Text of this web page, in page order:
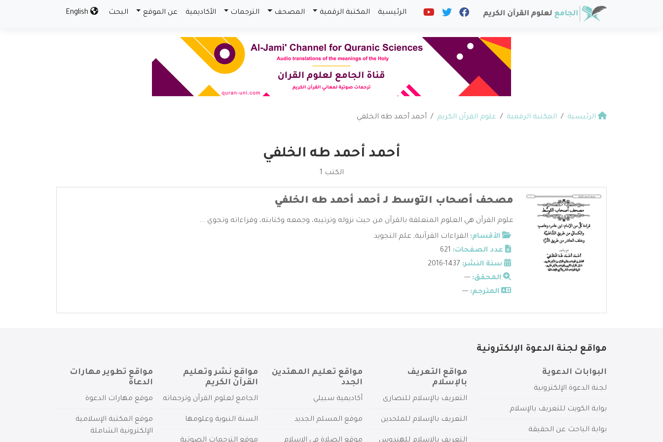
الرئيسية المكتبة الرقمية المصحف الترجمات الأكاديمية عن الموقع البحث
الرئيسية المكتبة الرقمية علوم القرآن الكريم أحمد أحمد طه الخلفي
أحمد أحمد طه الخلفي
الكتب 1
مصحف أصحاب التوسط لـ أحمد أحمد طه الخلفي
علوم القرآن هي العلوم المتعلقة بالقرآن من حيث نزوله وترتيبه، وجمعه وكتابته، وقراءاته وتجوي ...
الأقسام: القراءات القرآنية, علم التجويد
عدد الصفحات:
سنة النشر:
المحقق: ---
المترجم: ---
مواقع لجنة الدعوة الإلكترونية
البوابات الدعوية
لجنة الدعوة الإلكترونية
بوابة الكويت للتعريف بالإسلام
بوابة الباحث عن الحقيقة
مواقع التعريف
بالإسلام
التعريف بالإسلام للنصارى
التعريف بالإسلام للملحدين
مواقع تعليم المهتدين
الجدد
أكاديمية سبيلي
موقع المسلم الجديد
مواقع نشر وتعليم
القرآن الكريم
الجامع لعلوم القرآن وترجماته
السنة النبوية وعلومها
مواقع تطوير مهارات
الدعاة
موقع مهارات الدعوة
موقع المكتبة الإسلامية
الإلكترونية الشاملة